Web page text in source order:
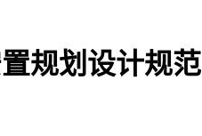
规划设计规范